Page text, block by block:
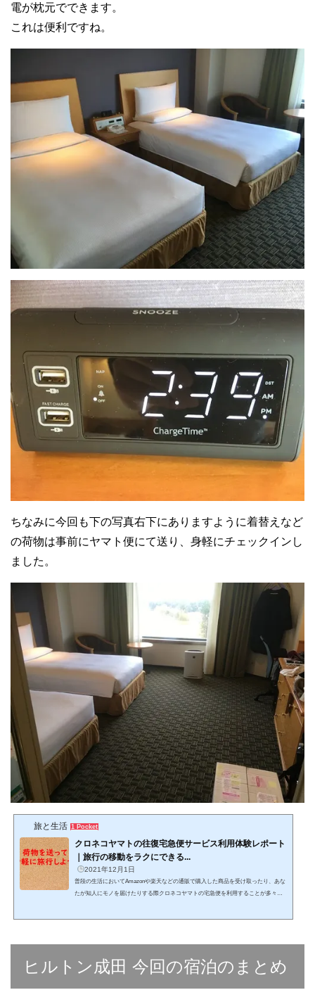
電が枕元でできます。
これは便利ですね。
ちなみに今回も下の写真右下にありますように着替えなど
の荷物は事前にヤマト便にて送り、身軽にチェックインし
ました。
旅と生活 1 Pocket
クロネコヤマトの往復宅急便サービス利用体験レポート
｜旅行の移動をラクにできる...
2021年12月1日
普段の生活においてAmazonや楽天などの通販で購入した商品を受け取ったり、あな
たが知人にモノを届けたりする際クロネコヤマトの宅急便を利用することが多々あ
ヒルトン成田 今回の宿泊のまとめ